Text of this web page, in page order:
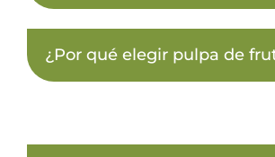
¿Por qué elegir pulpa de